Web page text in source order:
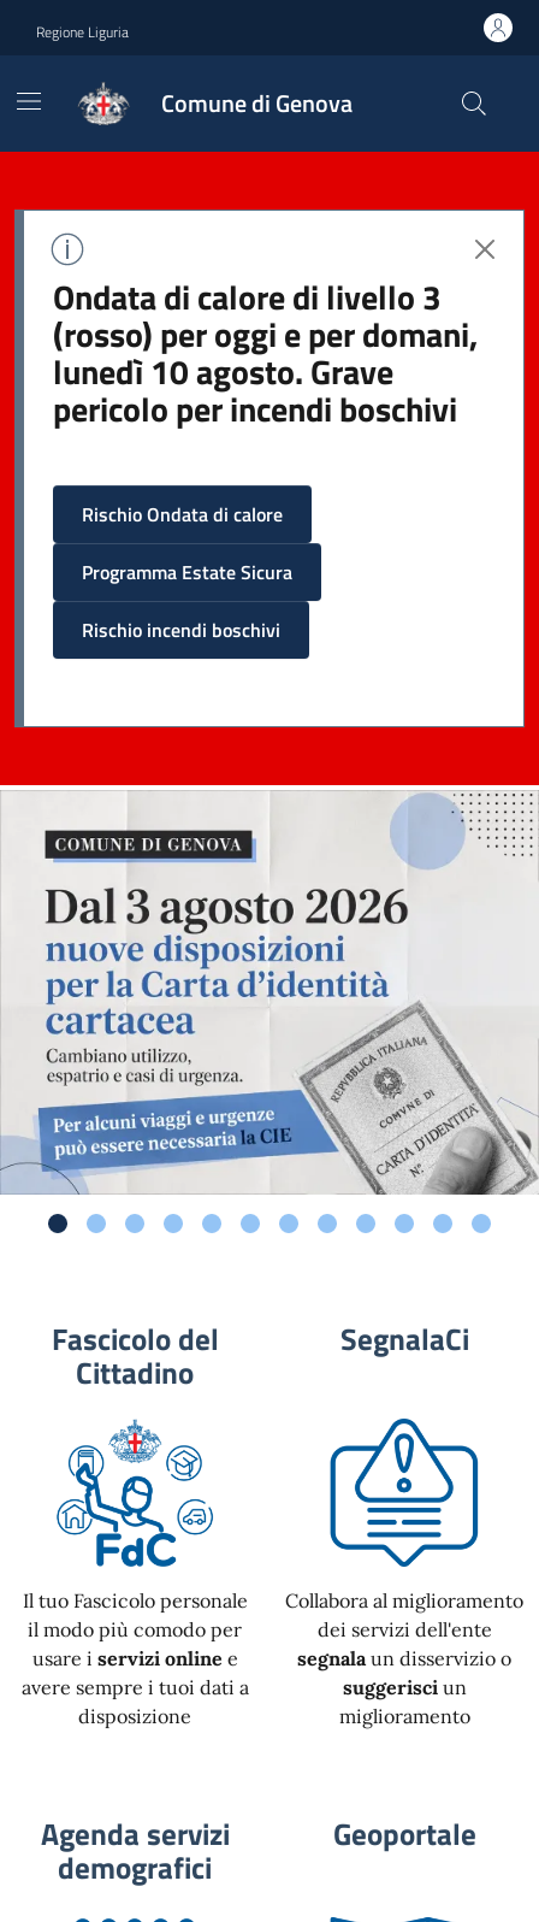
Regione Liguria
Comune di Genova
Ondata di calore di livello 3
(rosso) per oggi e per domani,
lunedì 10 agosto. Grave
pericolo per incendi boschivi
Rischio Ondata di calore
Programma Estate Sicura
Rischio incendi boschivi
Fascicolo del
Cittadino
Il tuo Fascicolo personale
il modo più comodo per
usare i servizi online e
avere sempre i tuoi dati a
disposizione
SegnalaCi
Collabora al miglioramento
dei servizi dell'ente
segnala un disservizio o
suggerisciun
miglioramento
Agenda servizi
demografici
Geoportale